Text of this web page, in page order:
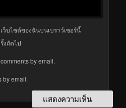
ว็บไซต์ของฉันบนเบราว์เซอร์นี้
งถัดไป
by email.
by email.